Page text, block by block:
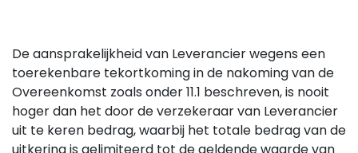
De aansprakelijkheid van Leverancier wegens een
toerekenbare tekortkoming in de nakoming van de
Overeenkomst zoals onder 11.1 beschreven, is nooit
hoger dan het door de verzekeraar van Leverancier
uit te keren bedrag, waarbij het totale bedrag van de